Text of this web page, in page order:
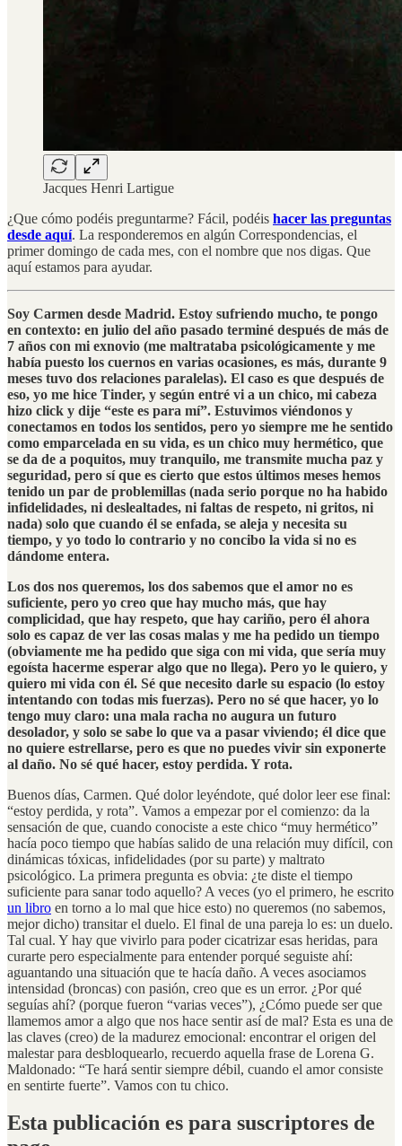
Jacques Henri Lartigue
¿Que cómo podéis preguntarme? Fácil, podéis hacer las preguntas
desde aquí. La responderemos en algún Correspondencias, el
primer domingo de cada mes, con el nombre que nos digas. Que
aquí estamos para ayudar.
Soy Carmen desde Madrid. Estoy sufriendo mucho, te pongo
en contexto: en julio del año pasado terminé después de más de
7 años con mi exnovio (me maltrataba psicológicamente y me
había puesto los cuernos en varias ocasiones, es más, durante 9
meses tuvo dos relaciones paralelas). El caso es que después de
eso, yo me hice Tinder, y según entré vi a un chico, mi cabeza
hizo click y dije “este es para mí”. Estuvimos viéndonos y
conectamos en todos los sentidos, pero yo siempre me he sentido
como emparcelada en su vida, es un chico muy hermético, que
se da de a poquitos, muy tranquilo, me transmite mucha paz y
seguridad, pero sí que es cierto que estos últimos meses hemos
tenido un par de problemillas (nada serio porque no ha habido
infidelidades, ni deslealtades, ni faltas de respeto, ni gritos, ni
nada) solo que cuando él se enfada, se aleja y necesita su
tiempo, y yo todo lo contrario y no concibo la vida si no es
dándome entera.
Los dos nos queremos, los dos sabemos que el amor no es
suficiente, pero yo creo que hay mucho más, que hay
complicidad, que hay respeto, que hay cariño, pero él ahora
solo es capaz de ver las cosas malas y me ha pedido un tiempo
(obviamente me ha pedido que siga con mi vida, que sería muy
egoísta hacerme esperar algo que no llega). Pero yo le quiero, y
quiero mi vida con él. Sé que necesito darle su espacio (lo estoy
intentando con todas mis fuerzas). Pero no sé que hacer, yo lo
tengo muy claro: una mala racha no augura un futuro
desolador, y solo se sabe lo que va a pasar viviendo; él dice que
no quiere estrellarse, pero es que no puedes vivir sin exponerte
al daño. No sé qué hacer, estoy perdida. Y rota.
Buenos días, Carmen. Qué dolor leyéndote, qué dolor leer ese final:
“estoy perdida, y rota”. Vamos a empezar por el comienzo: da la
sensación de que, cuando conociste a este chico “muy hermético”
hacía poco tiempo que habías salido de una relación muy difícil, con
dinámicas tóxicas, infidelidades (por su parte) y maltrato
psicológico. La primera pregunta es obvia: ¿te diste el tiempo
suficiente para sanar todo aquello? A veces (yo el primero, he escrito
un libro en torno a lo mal que hice esto) no queremos (no sabemos,
mejor dicho) transitar el duelo. El final de una pareja lo es: un duelo.
Tal cual. Y hay que vivirlo para poder cicatrizar esas heridas, para
curarte pero especialmente para entender porqué seguiste ahí:
aguantando una situación que te hacía daño. A veces asociamos
intensidad (broncas) con pasión, creo que es un error. ¿Por qué
seguías ahí? (porque fueron “varias veces”), ¿Cómo puede ser que
llamemos amor a algo que nos hace sentir así de mal? Esta es una de
las claves (creo) de la madurez emocional: encontrar el origen del
malestar para desbloquearlo, recuerdo aquella frase de Lorena G.
Maldonado: “Te hará sentir siempre débil, cuando el amor consiste
en sentirte fuerte”. Vamos con tu chico.
Esta publicación es para suscriptores de